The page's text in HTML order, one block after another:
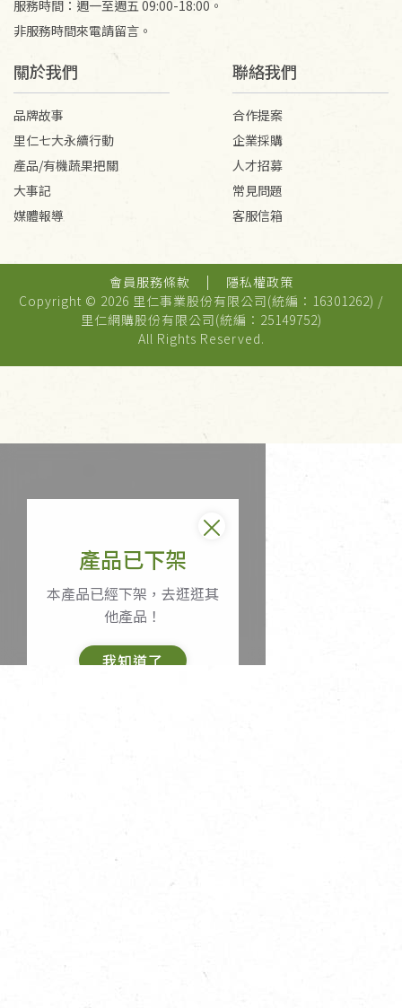
服務時間：週一至週五 09:00-18:00。
非服務時間來電請留言。
關於我們
品牌故事
里仁七大永續行動
產品/有機蔬果把關
大事記
媒體報導
聯絡我們
合作提案
企業採購
人才招募
常見問題
客服信箱
會員服務條款
隱私權政策
Copyright © 2026 里仁事業股份有限公司(統編：16301262) /
里仁網購股份有限公司(統編：25149752)
All Rights Reserved.
產品已下架
本產品已經下架，去逛逛其
他產品！
我知道了